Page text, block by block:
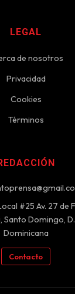
LEGAL
de nosotros
Privacidad
Cookies
Términos
#25 Av. 27 de
Domingo,
Dominicana
Contacto